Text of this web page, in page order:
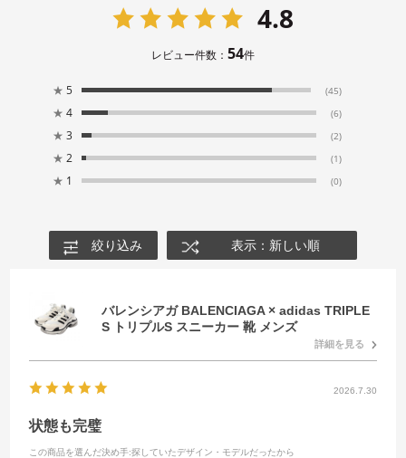
4.8
レビュー件数： 54件
★ 5 (45)
★ 4 (6)
★ 3 (2)
★ 2 (1)
★ 1 (0)
絞り込み 表示：新しい順
バレンシアガ BALENCIAGA × adidas TRIPLE
S トリプルS スニーカー 靴 メンズ
詳細を見る
2026.7.30
状態も完璧
この商品を選んだ決め手:探していたデザイン・モデルだったから